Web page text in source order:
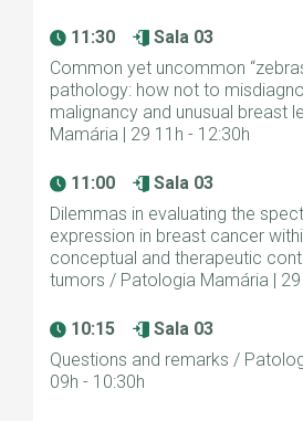
11:30
Sala 03
Common yet uncommon
pathology: how not to
malignancy and unusual breast
Mamária | 29 11h - 12:30h
11:00
Sala 03
Dilemmas in evaluating the
expression in breast cancer
conceptual and therapeutic
tumors / Patologia Mamária | 29
10:15
Sala 03
Questions and remarks /
09h - 10:30h